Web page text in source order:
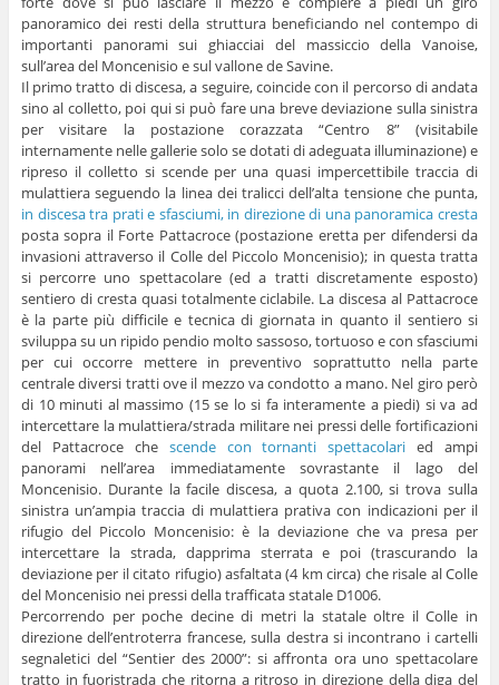
panoramico dei resti della struttura beneficiando nel contempo di
importanti panorami sui ghiacciai del massiccio della Vanoise,
sull’area del Moncenisio e sul vallone de Savine.
Il primo tratto di discesa, a seguire, coincide con il percorso di andata
sino al colletto, poi qui si può fare una breve deviazione sulla sinistra
per visitare la postazione corazzata “Centro 8” (visitabile
internamente nelle gallerie solo se dotati di adeguata illuminazione) e
ripreso il colletto si scende per una quasi impercettibile traccia di
mulattiera seguendo la linea dei tralicci dell’alta tensione che punta,
in discesa tra prati e sfasciumi, in direzione di una panoramica cresta
posta sopra il Forte Pattacroce (postazione eretta per difendersi da
invasioni attraverso il Colle del Piccolo Moncenisio); in questa tratta
si percorre uno spettacolare (ed a tratti discretamente esposto)
sentiero di cresta quasi totalmente ciclabile. La discesa al Pattacroce
è la parte più difficile e tecnica di giornata in quanto il sentiero si
sviluppa su un ripido pendio molto sassoso, tortuoso e con sfasciumi
per cui occorre mettere in preventivo soprattutto nella parte
centrale diversi tratti ove il mezzo va condotto a mano. Nel giro però
di 10 minuti al massimo (15 se lo si fa interamente a piedi) si va ad
intercettare la mulattiera/strada militare nei pressi delle fortificazioni
del Pattacroce che scende con tornanti spettacolari ed ampi
panorami nell’area immediatamente sovrastante il lago del
Moncenisio. Durante la facile discesa, a quota 2.100, si trova sulla
sinistra un’ampia traccia di mulattiera prativa con indicazioni per il
rifugio del Piccolo Moncenisio: è la deviazione che va presa per
intercettare la strada, dapprima sterrata e poi (trascurando la
deviazione per il citato rifugio) asfaltata (4 km circa) che risale al Colle
del Moncenisio nei pressi della trafficata statale D1006.
Percorrendo per poche decine di metri la statale oltre il Colle in
direzione dell’entroterra francese, sulla destra si incontrano i cartelli
segnaletici del “Sentier des 2000”: si affronta ora uno spettacolare
tratto in fuoristrada che ritorna a ritroso in direzione della diga del